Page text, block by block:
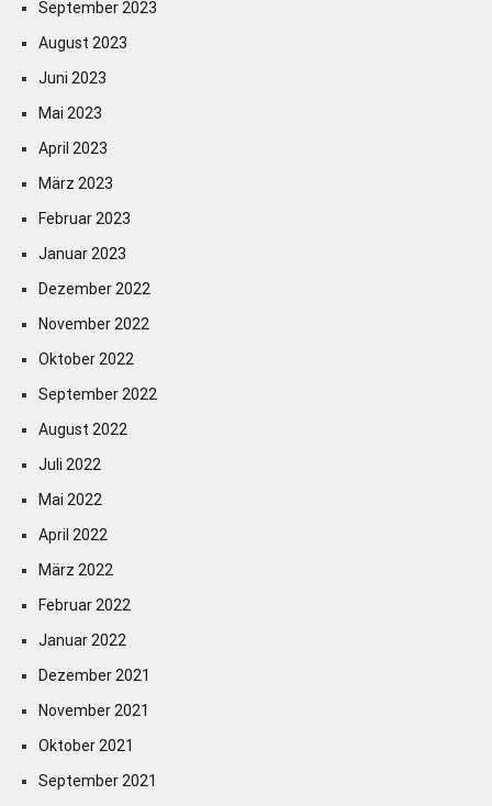
September 2023
August 2023
Juni 2023
Mai 2023
April 2023
März 2023
Februar 2023
Januar 2023
Dezember 2022
November 2022
Oktober 2022
September 2022
August 2022
Juli 2022
Mai 2022
April 2022
März 2022
Februar 2022
Januar 2022
Dezember 2021
November 2021
Oktober 2021
September 2021